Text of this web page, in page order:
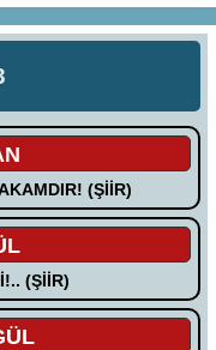
(ŞİİR)
(ŞİİR)